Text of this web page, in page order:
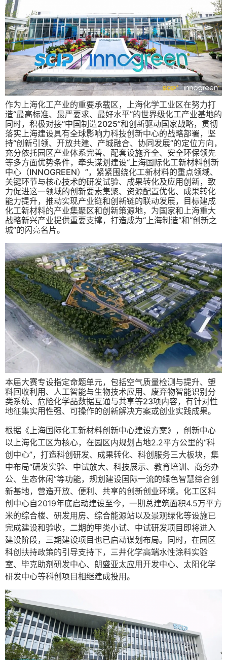
作为上海化工产业的重要承载区，上海化学工业区在努力打
造“最高标准、最严要求、最好水平”的世界级化工产业基地的
同时，积极对接“中国制造2025”和创新驱动国家战略，贯彻
落实上海建设具有全球影响力科技创新中心的战略部署，坚
持“创新引领、开放共建、产城融合、协同发展”的定位方向，
充分依托园区产业体系完善、配套设施齐全、安全环保领先
等多方面优势条件，牵头谋划建设“上海国际化工新材料创新
中心（INNOGREEN）”，紧紧围绕化工新材料的重点领域、
关键环节与核心技术的研发试验、成果转化及应用创新，致
力促进这一领域的创新要素集聚、资源配置优化、成果转化
能力提升，推动实现产业链和创新链的联动发展，目标建成
化工新材料的产业集聚区和创新策源地，为国家和上海重大
战略新兴产业提供重要支撑，打造成为“上海制造”和“创新之
城”的闪亮名片。
本届大赛专设指定命题单元，包括空气质量检测与提升、塑
料回收利用、人工智能与生物技术应用、废弃物智能识别分
类系统、危险化学品数据互通与共享等23项内容，有针对性
地征集实用性强、可操作的创新解决方案或创业实践成果。
根据《上海国际化工新材料创新中心建设方案》，创新中心
以上海化工区为核心，在园区内规划占地2.2平方公里的“科
创中心”，打造科创研发、成果转化、科创服务三大板块，集
中布局“研发实验、中试放大、科技展示、教育培训、商务办
公、生态休闲”等功能，规划建设国际一流的绿色智慧综合创
新基地，营造开放、便利、共享的创新创业环境。化工区科
创中心自2019年底启动建设至今，一期总建筑面积4.5万平方
米的综合楼、研发用房、综合能源站以及景观绿化等设施已
完成建设和验收，二期的甲类小试、中试研发项目即将进入
建设阶段，三期建设项目也已启动谋划布局。同时，在园区
科创扶持政策的引导支持下，三井化学高端水性涂料实验
室、毕克助剂研发中心、朗盛亚太应用开发中心、太阳化学
研发中心等科创项目相继建成投用。